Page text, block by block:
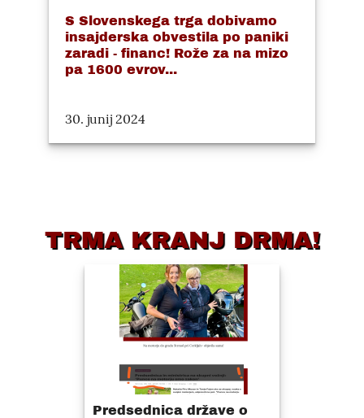
S Slovenskega trga dobivamo
insajderska obvestila po paniki
zaradi - financ! Rože za na mizo
pa 1600 evrov...
30. junij 2024
TRMA KRANJ DRMA!
Predsednica države o